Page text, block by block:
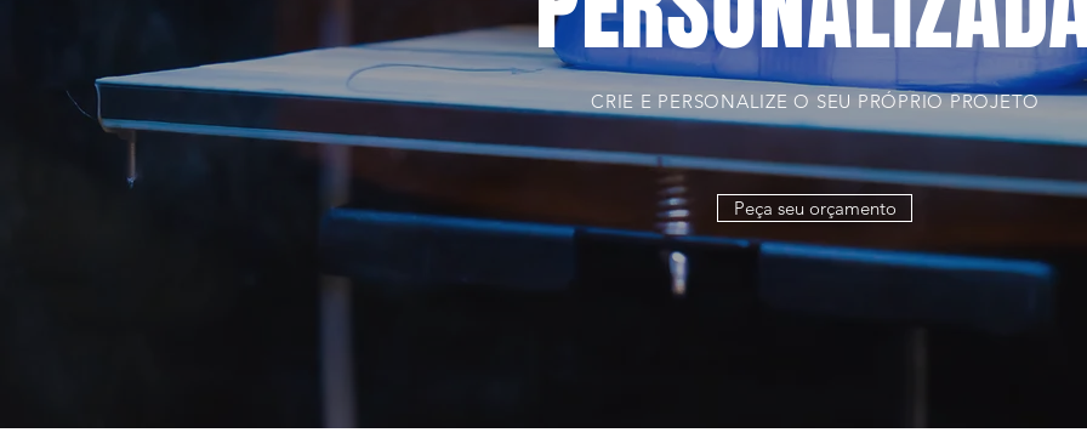
CRIE E PERSONALIZE O SEU PRÓPRIO PROJETO
Peça seu orçamento